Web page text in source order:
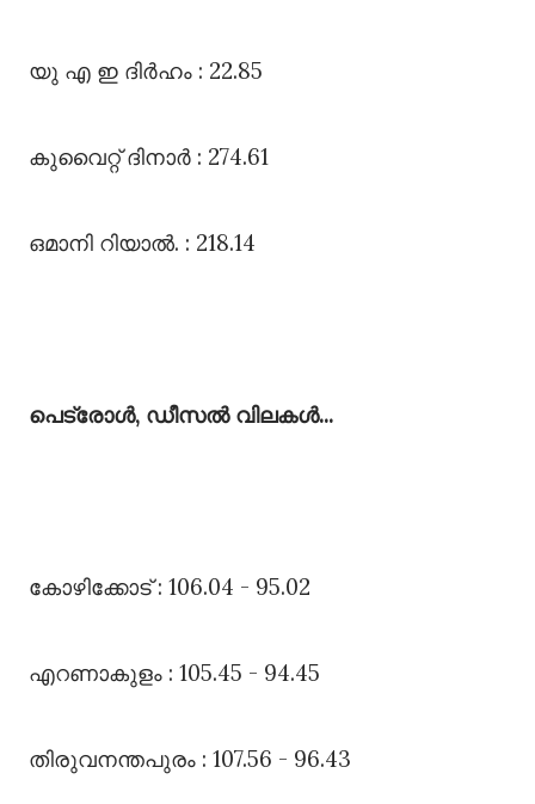
യു എ ഇ ദിർഹം : 22.85
കുവൈറ്റ്‌ ദിനാർ : 274.61
ഒമാനി റിയാൽ. : 218.14
പെട്രോൾ, ഡീസൽ വിലകൾ...
കോഴിക്കോട്‌ : 106.04 - 95.02
എറണാകുളം : 105.45 - 94.45
തിരുവനന്തപുരം : 107.56 - 96.43